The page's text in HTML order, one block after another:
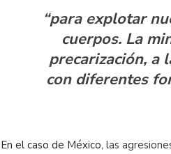
“para explotar
cuerpos. La
precarización, a
con diferentes
En el caso de México, las